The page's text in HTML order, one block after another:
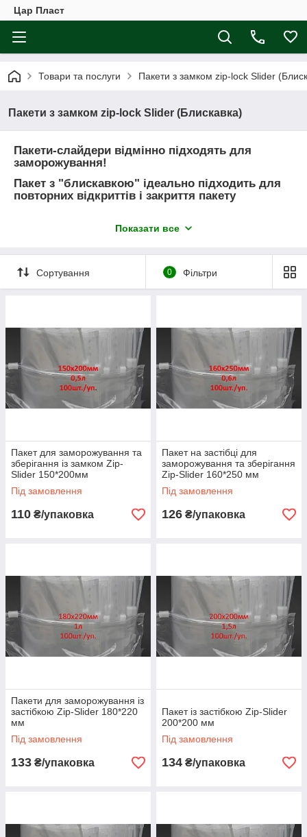
Цар Пласт
Товари та послуги Пакети з замком zip-lock Slider
Пакети з замком zip-lock Slider (Блискавка)
Пакети-слайдери відмінно підходять для
заморожування!
Пакет з "блискавкою" ідеально підходить для
повторних відкриттів і закриття пакету
упаковка дитячих обідів;
заморожування та зберігання всіх продуктів
Показати все
Сортування 0 Фільтри
Пакет для заморожування та
зберігання із замком Zip-
Slider 150*200мм
Під замовлення
110 ₴/упаковка
Пакет на застібці для
заморожування та зберігання
Zip-Slider 160*250 мм
Під замовлення
126 ₴/упаковка
Пакети для заморожування із
застібкою Zip-Slider 180*220
мм
Під замовлення
133 ₴/упаковка
Пакет із застібкою Zip-Slider
200*200 мм
Під замовлення
134 ₴/упаковка